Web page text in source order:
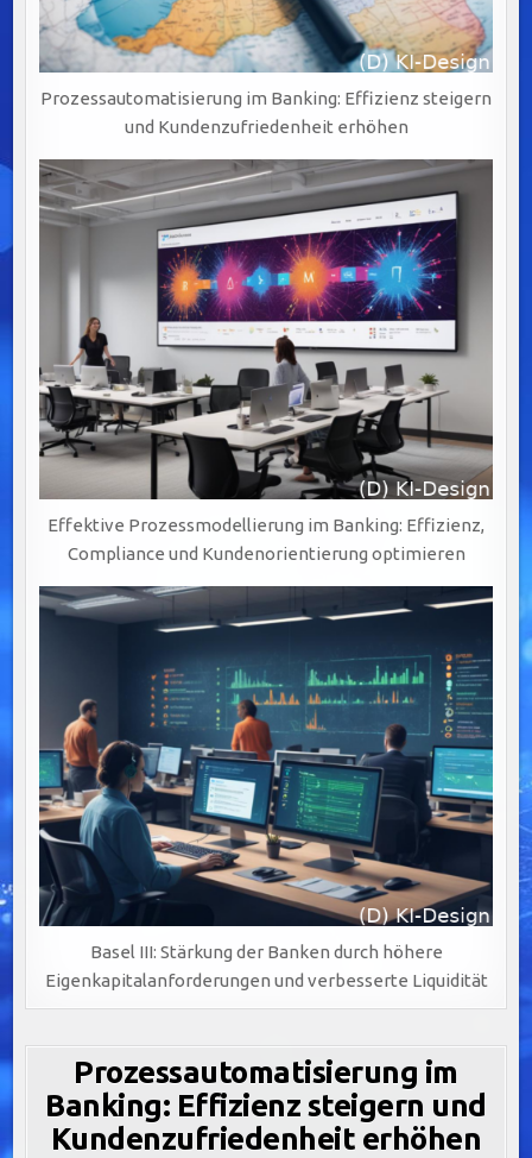
Prozessautomatisierung im Banking: Effizienz steigern
und Kundenzufriedenheit erhöhen
Effektive Prozessmodellierung im Banking: Effizienz,
Compliance und Kundenorientierung optimieren
Basel III: Stärkung der Banken durch höhere
Eigenkapitalanforderungen und verbesserte Liquidität
Prozessautomatisierung im
Banking: Effizienz steigern und
Kundenzufriedenheit erhöhen